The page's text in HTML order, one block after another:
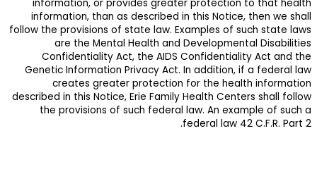
information,
information,
follow the
are the
Genetic
creates
described in this
the